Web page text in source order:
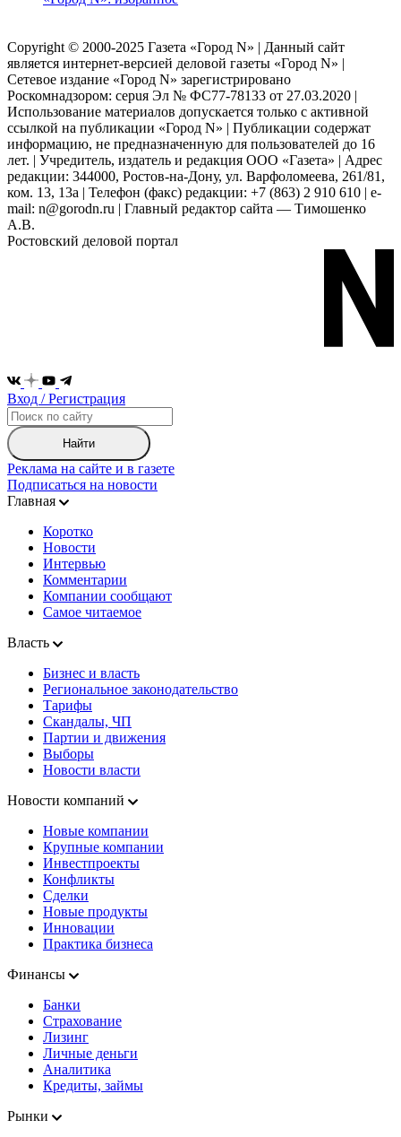
Copyright © 2000-2025 Газета «Город N» | Данный сайт
является интернет-версией деловой газеты «Город N» |
Сетевое издание «Город N» зарегистрировано
Роскомнадзором: серuя Эл № ФС77-78133 от 27.03.2020 |
Использование материалов допускается только с активной
ссылкой на публикации «Город N» | Публикации содержат
информацию, не предназначенную для пользователей до 16
лет. | Учредитель, издатель и редакция ООО «Газета» | Адрес
редакции: 344000, Ростов-на-Дону, ул. Варфоломеева, 261/81,
ком. 13, 13а | Телефон (факс) редакции: +7 (863) 2 910 610 | e-
mail: n@gorodn.ru | Главный редактор сайта — Тимошенко
А.В.
Ростовский деловой портал
Вход / Регистрация
Найти
Реклама на сайте и в газете
Подписаться на новости
Главная
Коротко
Новости
Интервью
Комментарии
Компании сообщают
Самое читаемое
Власть
Бизнес и власть
Региональное законодательство
Тарифы
Скандалы, ЧП
Партии и движения
Выборы
Новости власти
Новости компаний
Новые компании
Крупные компании
Инвестпроекты
Конфликты
Сделки
Новые продукты
Инновации
Практика бизнеса
Финансы
Банки
Страхование
Лизинг
Личные деньги
Аналитика
Кредиты, займы
Рынки